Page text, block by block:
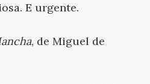
E urgente.
, de Miguel de